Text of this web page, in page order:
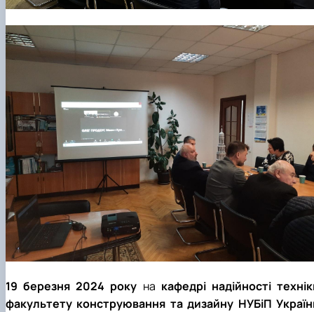
19 березня 2024 року на кафедрі надійності
факультету конструювання та дизайну НУБіП